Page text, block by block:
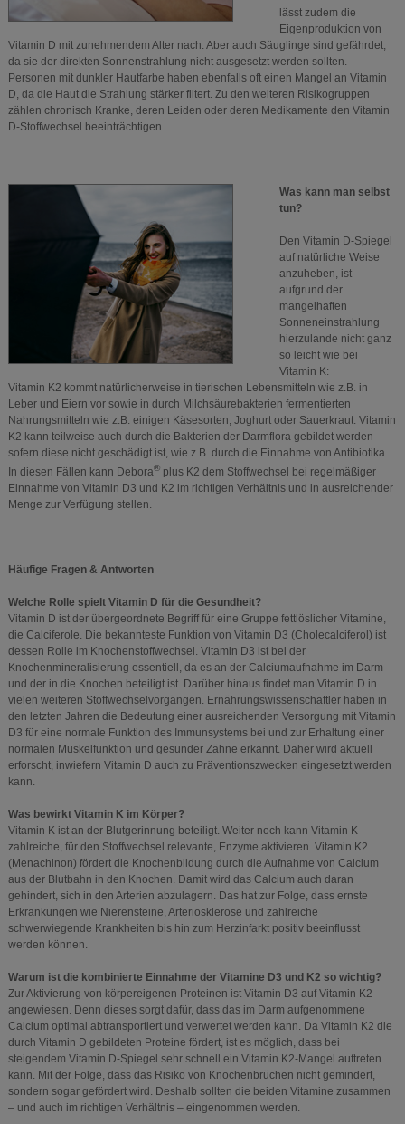
lässt zudem die
Eigenproduktion von
Vitamin D mit zunehmendem Alter nach. Aber auch Säuglinge sind gefährdet,
da sie der direkten Sonnenstrahlung nicht ausgesetzt werden sollten.
Personen mit dunkler Hautfarbe haben ebenfalls oft einen Mangel an Vitamin
D, da die Haut die Strahlung stärker filtert. Zu den weiteren Risikogruppen
zählen chronisch Kranke, deren Leiden oder deren Medikamente den Vitamin
D-Stoffwechsel beeinträchtigen.
Was kann man selbst
tun?
Den Vitamin D-Spiegel
auf natürliche Weise
anzuheben, ist
aufgrund der
mangelhaften
Sonneneinstrahlung
hierzulande nicht ganz
so leicht wie bei
Vitamin K:
Vitamin K2 kommt natürlicherweise in tierischen Lebensmitteln wie z.B. in
Leber und Eiern vor sowie in durch Milchsäurebakterien fermentierten
Nahrungsmitteln wie z.B. einigen Käsesorten, Joghurt oder Sauerkraut. Vitamin
K2 kann teilweise auch durch die Bakterien der Darmflora gebildet werden
sofern diese nicht geschädigt ist, wie z.B. durch die Einnahme von Antibiotika.
In diesen Fällen kann Debora®plus K2 dem Stoffwechsel bei regelmäßiger
Einnahme von Vitamin D3 und K2 im richtigen Verhältnis und in ausreichender
Menge zur Verfügung stellen.
Häufige Fragen & Antworten
Welche Rolle spielt Vitamin D für die Gesundheit?
Vitamin D ist der übergeordnete Begriff für eine Gruppe fettlöslicher Vitamine,
die Calciferole. Die bekannteste Funktion von Vitamin D3 (Cholecalciferol) ist
dessen Rolle im Knochenstoffwechsel. Vitamin D3 ist bei der
Knochenmineralisierung essentiell, da es an der Calciumaufnahme im Darm
und der in die Knochen beteiligt ist. Darüber hinaus findet man Vitamin D in
vielen weiteren Stoffwechselvorgängen. Ernährungswissenschaftler haben in
den letzten Jahren die Bedeutung einer ausreichenden Versorgung mit Vitamin
D3 für eine normale Funktion des Immunsystems bei und zur Erhaltung einer
normalen Muskelfunktion und gesunder Zähne erkannt. Daher wird aktuell
erforscht, inwiefern Vitamin D auch zu Präventionszwecken eingesetzt werden
kann.
Was bewirkt Vitamin K im Körper?
Vitamin K ist an der Blutgerinnung beteiligt. Weiter noch kann Vitamin K
zahlreiche, für den Stoffwechsel relevante, Enzyme aktivieren. Vitamin K2
(Menachinon) fördert die Knochenbildung durch die Aufnahme von Calcium
aus der Blutbahn in den Knochen. Damit wird das Calcium auch daran
gehindert, sich in den Arterien abzulagern. Das hat zur Folge, dass ernste
Erkrankungen wie Nierensteine, Arteriosklerose und zahlreiche
schwerwiegende Krankheiten bis hin zum Herzinfarkt positiv beeinflusst
werden können.
Warum ist die kombinierte Einnahme der Vitamine D3 und K2 so wichtig?
Zur Aktivierung von körpereigenen Proteinen ist Vitamin D3 auf Vitamin K2
angewiesen. Denn dieses sorgt dafür, dass das im Darm aufgenommene
Calcium optimal abtransportiert und verwertet werden kann. Da Vitamin K2 die
durch Vitamin D gebildeten Proteine fördert, ist es möglich, dass bei
steigendem Vitamin D-Spiegel sehr schnell ein Vitamin K2-Mangel auftreten
kann. Mit der Folge, dass das Risiko von Knochenbrüchen nicht gemindert,
sondern sogar gefördert wird. Deshalb sollten die beiden Vitamine zusammen
– und auch im richtigen Verhältnis – eingenommen werden.